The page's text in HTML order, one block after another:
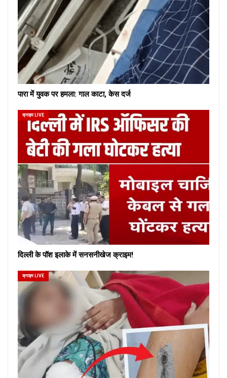
पारा में युवक पर हमला: गाल काटा, केस दर्ज
क्राइम LIVE
दिल्ली के पॉश इलाके में सनसनीखेज क्राइम!
क्राइम LIVE